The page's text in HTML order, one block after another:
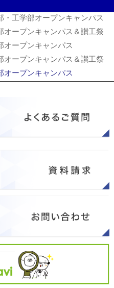
工学部オープンキャンパス
ープンキャンパス＆讃工祭
ープンキャンパス
ープンキャンパス＆讃工祭
ープンキャンパス